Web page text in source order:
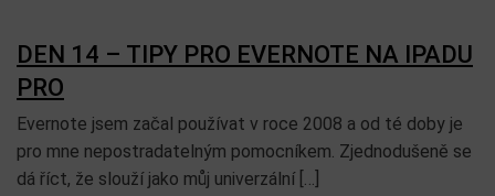
DEN 14 – TIPY PRO EVERNOTE NA IPADU
PRO
Evernote jsem začal používat v roce 2008 a od té doby je
pro mne nepostradatelným pomocníkem. Zjednodušeně se
dá říct, že slouží jako můj univerzální […]